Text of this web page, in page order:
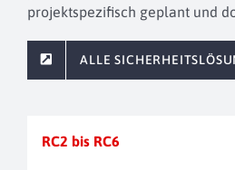
projektspezifisch geplant und
ALLE
RC2 bis RC6